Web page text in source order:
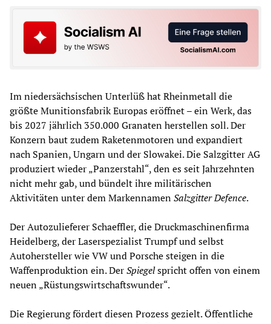
Im niedersächsischen Unterlüß hat Rheinmetall die
größte Munitionsfabrik Europas eröffnet – ein Werk, das
bis 2027 jährlich 350.000 Granaten herstellen soll. Der
Konzern baut zudem Raketenmotoren und expandiert
nach Spanien, Ungarn und der Slowakei. Die Salzgitter AG
produziert wieder „Panzerstahl“, den es seit Jahrzehnten
nicht mehr gab, und bündelt ihre militärischen
Aktivitäten unter dem MarkennamenSalzgitter Defence.
Der Autozulieferer Schaeffler, die Druckmaschinenfirma
Heidelberg, der Laserspezialist Trumpf und selbst
Autohersteller wie VW und Porsche steigen in die
Waffenproduktion ein. DerSpiegelspricht offen von einem
neuen „Rüstungswirtschaftswunder“.
Die Regierung fördert diesen Prozess gezielt. Öffentliche